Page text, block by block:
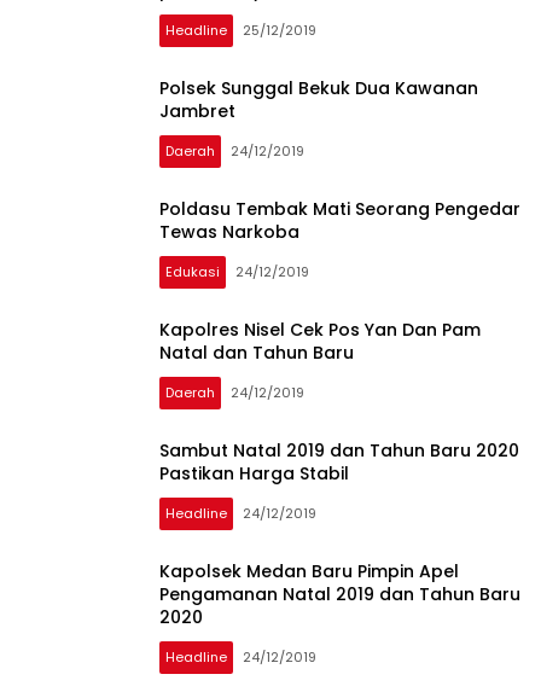
Headline 25/12/2019
Polsek Sunggal Bekuk Dua Kawanan
Jambret
Daerah 24/12/2019
Poldasu Tembak Mati Seorang Pengedar
Tewas Narkoba
Edukasi 24/12/2019
Kapolres Nisel Cek Pos Yan Dan Pam
Natal dan Tahun Baru
Daerah 24/12/2019
Sambut Natal 2019 dan Tahun Baru 2020
Pastikan Harga Stabil
Headline 24/12/2019
Kapolsek Medan Baru Pimpin Apel
Pengamanan Natal 2019 dan Tahun Baru
2020
Headline 24/12/2019